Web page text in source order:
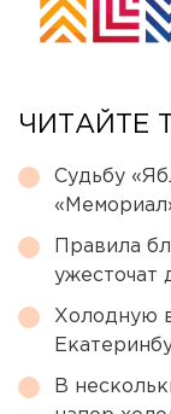
ЧИТАЙТЕ
Судьбу
Правила
ужесточат
Холодную
В